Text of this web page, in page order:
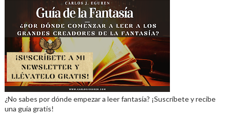
¿No sabes por dónde empezar a leer fantasía? ¡Suscríbete y recibe
una guía gratis!